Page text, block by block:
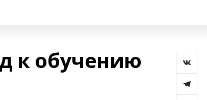
к обучению